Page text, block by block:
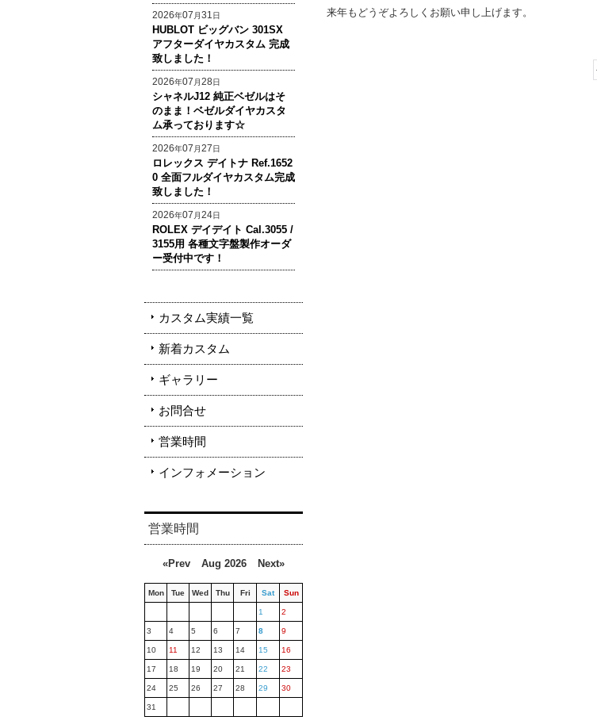
2026年07 月31日
HUBLOT ビッグバン 301SX
アフターダイヤカスタム 完成
致しました！
2026年07 月28日
シャネルJ12 純正ベゼルはそ
のまま！ベゼルダイヤカスタ
ム承っております☆
2026年07 月27日
ロレックス デイトナ Ref.1652
0 全面フルダイヤカスタム完成
致しました！
2026年07 月24日
ROLEX デイデイト Cal.3055 /
3155用 各種文字盤製作オーダ
ー受付中です！
カスタム実績一覧
新着カスタム
ギャラリー
お問合せ
営業時間
インフォメーション
営業時間
«Prev Aug 2026 Next»
Mon Tue Wed Thu Fri Sat Sun
1 2
3 4 5 6 7 8 9
10 11 12 13 14 15 16
17 18 19 20 21 22 23
24 25 26 27 28 29 30
31
来年もどうぞよろしくお願い申し上げます。